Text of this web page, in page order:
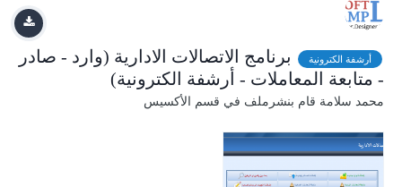
أرشفة الكترونية
برنامج الاتصالات الادارية (وارد - صادر
- متابعة المعاملات - أرشفة الكترونية)
محمد سلامة قام بنشرملف في قسم الأكسيس